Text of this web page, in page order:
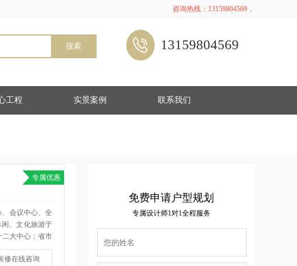
咨询热线：13159804569，
搜索 13159804569
工程 实景案例 联系我们
专属优惠
会议中心、全
、文化旅游于
大中心：省市
心、超高层双子
、城市中央公
修在线咨询
免费申请户型规划
专属设计师1对1全程服务